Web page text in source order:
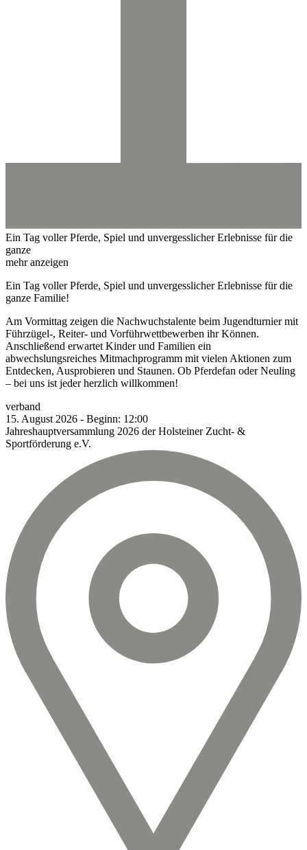
Ein Tag voller Pferde, Spiel und unvergesslicher Erlebnisse für die
ganze
mehr anzeigen
Ein Tag voller Pferde, Spiel und unvergesslicher Erlebnisse für die
ganze Familie!
Am Vormittag zeigen die Nachwuchstalente beim Jugendturnier mit
Führzügel-, Reiter- und Vorführwettbewerben ihr Können.
Anschließend erwartet Kinder und Familien ein
abwechslungsreiches Mitmachprogramm mit vielen Aktionen zum
Entdecken, Ausprobieren und Staunen. Ob Pferdefan oder Neuling
– bei uns ist jeder herzlich willkommen!
verband
15. August 2026 - Beginn: 12:00
Jahreshauptversammlung 2026 der Holsteiner Zucht- &
Sportförderung e.V.